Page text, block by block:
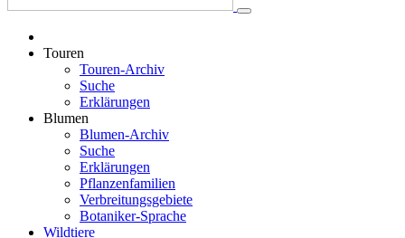
Touren
Touren-Archiv
Suche
Erklärungen
Blumen
Blumen-Archiv
Suche
Erklärungen
Pflanzenfamilien
Verbreitungsgebiete
Botaniker-Sprache
Wildtiere